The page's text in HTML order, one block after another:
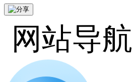
网站导航